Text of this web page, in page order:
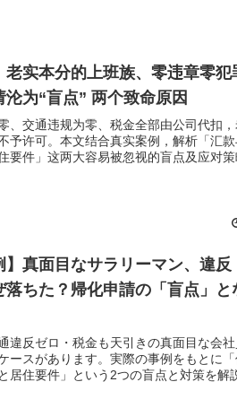
老实本分的上班族、零违章零
为“盲点” 两个致命原因
、交通违规为零、税金全部由公司代扣
予许可。本文结合真实案例，解析「汇
要件」这两大容易被忽视的盲点及应对策
】真面目なサラリーマン、違
落ちた？帰化申請の「盲点」と
違反ゼロ・税金も天引きの真面目な会
ースがあります。実際の事例をもとに
居住要件」という2つの盲点と対策を解